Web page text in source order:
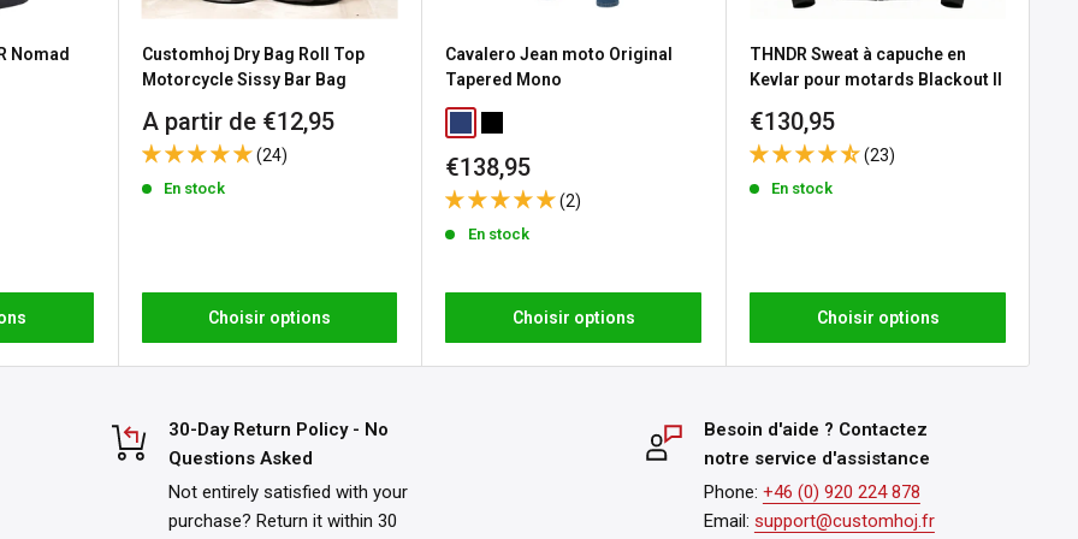
Les frais de retour sont à
personnalisés ou
Nomad
Customhoj Dry Bag Roll Top
Motorcycle Sissy Bar Bag
Prix
réduit
A partir de €12,95
(24)
En stock
Choisir options
Cavalero Jean moto Original
Tapered Mono
Prix
réduit
€138,95
(2)
En stock
Choisir options
THNDR Sweat à capuche en
Kevlar pour motards Blackout II
Prix
réduit
€130,95
(23)
En stock
Choisir options
30-Day Return Policy - No
Questions Asked
Not entirely satisfied with your
purchase? Return it within 30
Besoin d'aide ? Contactez
notre service d'assistance
Phone: +46 (0) 920 224 878
Email: support@customhoj.fr